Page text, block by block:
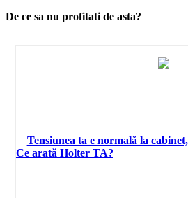
De ce sa nu profitati de asta?
Tensiunea ta e normală la
Ce arată Holter TA?